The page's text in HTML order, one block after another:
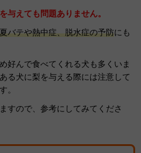
与えても問題ありません。
夏バテや熱中症、脱水症の予防にも
好んで食べてくれる犬も多くいま
る犬に梨を与える際には注意して
。
すので、参考にしてみてくださ